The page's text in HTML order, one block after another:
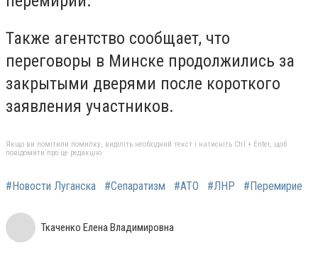
Также агентство сообщает, что
переговоры в Минске продолжились за
закрытыми дверями после короткого
заявления участников.
Якщо ви помітили помилку, виділіть необхідний текст і натисніть Ctrl + Enter, щоб
повідомити про це редакцію
#Новости Луганска #Сепаратизм #АТО #ЛНР #Перемирие
Ткаченко Елена Владимировна